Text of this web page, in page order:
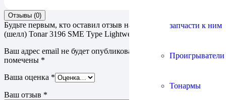
запчасти к ним
Тонармы
Отзывы (0)
Будьте первым, кто оставил отзыв на “Головкодержатель
(шелл) Tonar 3196 SME Type Lightweight Headshell Silver”
Ваш адрес email не будет опубликован.
Обязательные поля
помечены *
Ваша оценка *
Ваш отзыв *